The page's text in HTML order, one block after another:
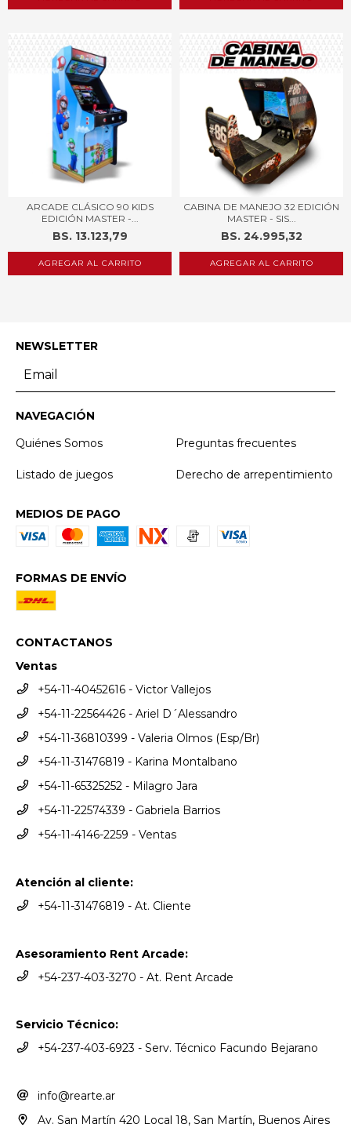
ARCADE CLÁSICO 90 KIDS
EDICIÓN MASTER -...
BS. 13.123,79
AGREGAR AL CARRITO
CABINA DE MANEJO 32 EDICIÓN
MASTER - SIS...
BS. 24.995,32
NEWSLETTER
NAVEGACIÓN
Quiénes Somos
Preguntas frecuentes
Listado de juegos Derecho de arrepentimiento
MEDIOS DE PAGO
FORMAS DE ENVÍO
CONTACTANOS
Ventas
+54-11-40452616 - Victor Vallejos
+54-11-22564426 - Ariel D´Alessandro
+54-11-36810399 - Valeria Olmos (Esp/Br)
+54-11-31476819 - Karina Montalbano
+54-11-65325252 - Milagro Jara
+54-11-22574339 - Gabriela Barrios
+54-11-4146-2259 - Ventas
Atención al cliente:
+54-11-31476819 - At. Cliente
Asesoramiento Rent Arcade:
+54-237-403-3270 - At. Rent Arcade
Servicio Técnico:
+54-237-403-6923 - Serv. Técnico Facundo Bejarano
info@rearte.ar
Av. San Martín 420 Local 18, San Martín, Buenos Aires